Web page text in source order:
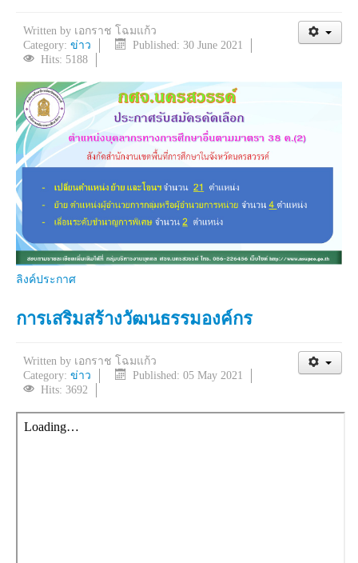
Written by เอกราช โฉมแก้ว
Category: ข่าว
Published: 30 June 2021
Hits: 5188
ลิงค์ประกาศ
การเสริมสร้างวัฒนธรรมองค์กร
Written by เอกราช โฉมแก้ว
Category: ข่าว
Published: 05 May 2021
Hits: 3692